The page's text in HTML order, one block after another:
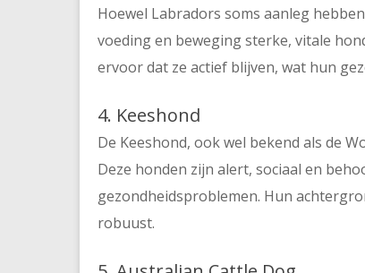
Hoewel Labradors soms aanleg
voeding en beweging sterke, vitale
ervoor dat ze actief blijven, wat hun
4. Keeshond
De Keeshond, ook wel bekend als de
Deze honden zijn alert, sociaal en
gezondheidsproblemen. Hun
robuust.